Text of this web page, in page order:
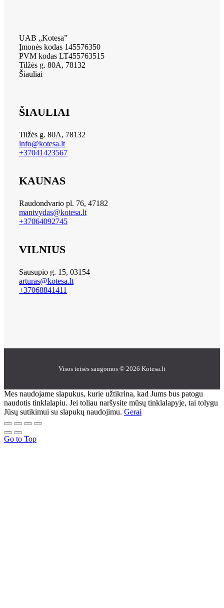
UAB „Kotesa”
Įmonės kodas 145576350
PVM kodas LT455763515
Tilžės g. 80A, 78132
Šiauliai
ŠIAULIAI
Tilžės g. 80A, 78132
info@kotesa.lt
+37041423567
KAUNAS
Raudondvario pl. 76, 47182
mantvydas@kotesa.lt
+37064092745
VILNIUS
Sausupio g. 15, 03154
arturas@kotesa.lt
+37068841411
Visos teisės saugomos © 2026 Kotesa.lt
Mes naudojame slapukus, kurie užtikrina, kad Jums bus patogu
naudotis tinklalapiu. Jei toliau naršysite mūsų tinklalapyje, tai tolygu
Jūsų sutikimui su slapukų naudojimu. Gerai
Go to Top